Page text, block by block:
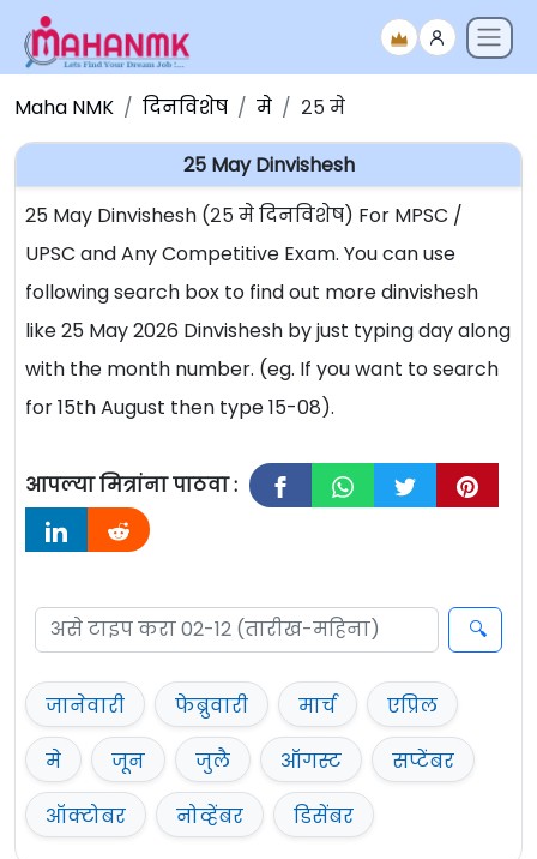
Maha NMK दिनविशेष मे २५ मे
25 May Dinvishesh
25 May Dinvishesh (२५ मे दिनविशेष) For MPSC /
UPSC and Any Competitive Exam. You can use
following search box to find out more dinvishesh
like 25 May 2026 Dinvishesh by just typing day along
with the month number. (eg. If you want to search
for 15th August then type 15-08).
आपल्या मित्रांना पाठवा :
जानेवारी फेब्रुवारी मार्च
एप्रिल
मे
जून जुलै ऑगस्ट
सप्टेंबर
ऑक्टोबर
नोव्हेंबर डिसेंबर